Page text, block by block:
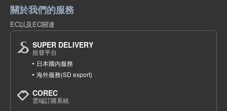
關於我們的服務
EC以及EC關連
SUPER DELIVERY
批發平台
日本國內服務
海外服務(SD export)
COREC
雲端訂購系統